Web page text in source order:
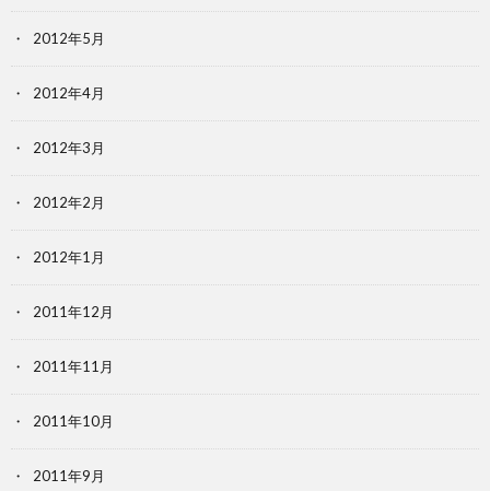
2012年5月
2012年4月
2012年3月
2012年2月
2012年1月
2011年12月
2011年11月
2011年10月
2011年9月